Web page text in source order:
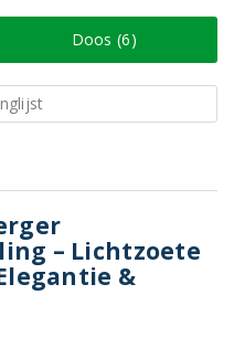
Doos (6)
– Lichtzoete
&